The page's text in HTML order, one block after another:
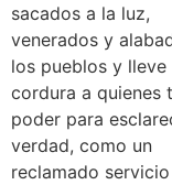
sacados a la luz,
venerados y
los pueblos y lleve
cordura a quienes
poder para
verdad, como un
reclamado